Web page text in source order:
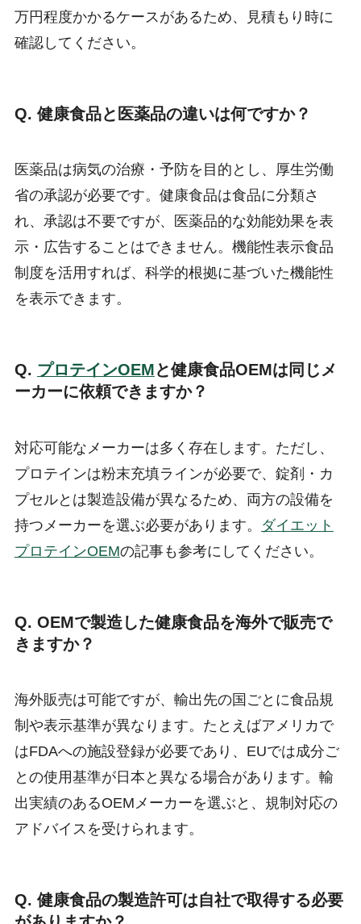
万円程度かかるケースがあるため、見積もり時に
確認してください。
Q. 健康食品と医薬品の違いは何ですか？
医薬品は病気の治療・予防を目的とし、厚生労働
省の承認が必要です。健康食品は食品に分類さ
れ、承認は不要ですが、医薬品的な効能効果を表
示・広告することはできません。機能性表示食品
制度を活用すれば、科学的根拠に基づいた機能性
を表示できます。
Q. プロテインOEMと健康食品OEMは同じメ
ーカーに依頼できますか？
対応可能なメーカーは多く存在します。ただし、
プロテインは粉末充填ラインが必要で、錠剤・カ
プセルとは製造設備が異なるため、両方の設備を
持つメーカーを選ぶ必要があります。
ダイエット
プロテインOEMの記事も参考にしてください。
Q. OEMで製造した健康食品を海外で販売で
きますか？
海外販売は可能ですが、輸出先の国ごとに食品規
制や表示基準が異なります。たとえばアメリカで
はFDAへの施設登録が必要であり、EUでは成分ご
との使用基準が日本と異なる場合があります。輸
出実績のあるOEMメーカーを選ぶと、規制対応の
アドバイスを受けられます。
Q. 健康食品の製造許可は自社で取得する必要